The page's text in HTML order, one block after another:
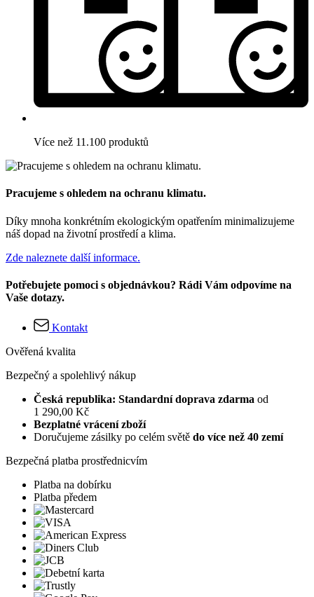
Více než 11.100 produktů
Pracujeme s ohledem na ochranu klimatu.
Díky mnoha konkrétním ekologickým opatřením minimalizujeme
náš dopad na životní prostředí a klima.
Zde naleznete další informace.
Potřebujete pomoci s objednávkou? Rádi Vám odpovíme na
Vaše dotazy.
Kontakt
Ověřená kvalita
Bezpečný a spolehlivý nákup
Česká republika: Standardní doprava zdarma od
1 290,00 Kč
Bezplatné vrácení zboží
Doručujeme zásilky po celém světě do více než 40 zemí
Bezpečná platba prostřednicvím
Platba na dobírku
Platba předem